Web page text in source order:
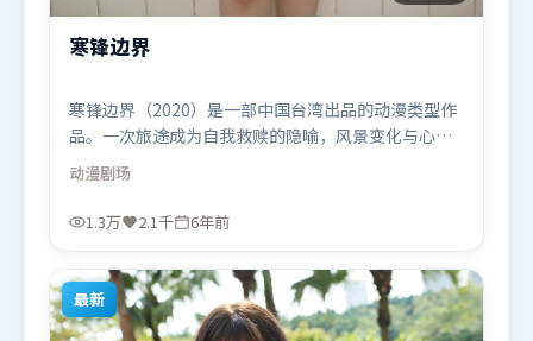
寒锋边界
寒锋边界（2020）是一部中国台湾出品的动漫类型作
品。一次旅途成为自我救赎的隐喻，风景变化与心境
转折彼此呼应。人物关系网复杂却不凌乱，每场对手
戏都推动信息增量。由宁浩执导，古天乐、廖凡、谭
卓，迪皮卡·帕度柯妮等联袂出演。影片于2020年8
动漫题材的观众观看。
动漫剧场
1.3万 2.1千 6年前
最新